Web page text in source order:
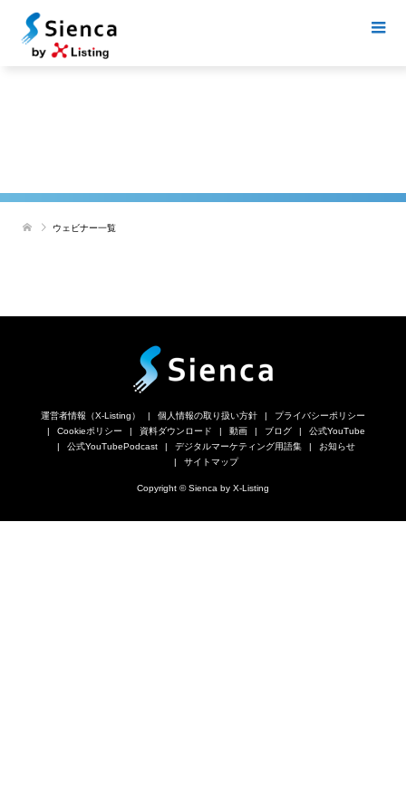
ウェビナー一覧
運営者情報（X-Listing） 個人情報の取り扱い方針
プライバシーポリシー
Cookieポリシー
資料ダウンロード 動画 ブログ
公式YouTube
公式YouTubePodcast
デジタルマーケティング用語集
お知らせ
サイトマップ
Copyright © Sienca by X-Listing